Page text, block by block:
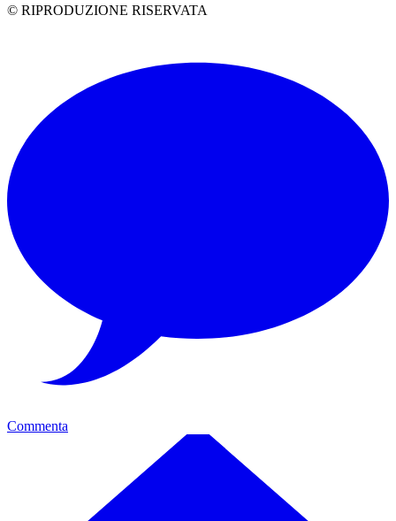
© RIPRODUZIONE RISERVATA
Commenta